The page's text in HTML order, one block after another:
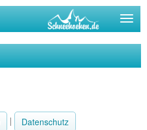
| Datenschutz